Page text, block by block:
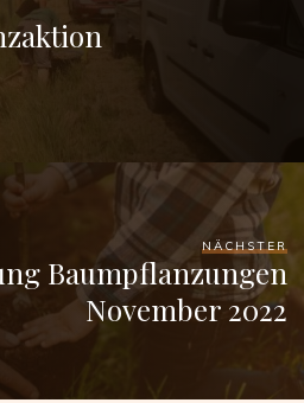
NÄCHSTER
Baumpflanzungen
November 2022